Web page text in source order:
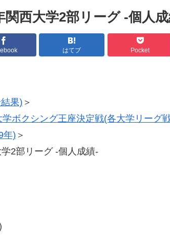
関西大学2部リーグ -個人
はてブ Pocket
果) ＞
ボクシング王座決定戦(各大学リーグ
年) ＞
2部リーグ -個人成績-